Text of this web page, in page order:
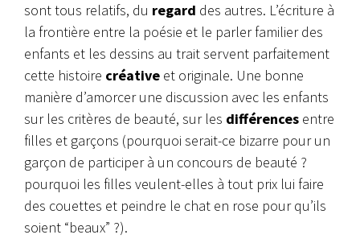
sont tous relatifs, du regard des autres. L’écriture à
la frontière entre la poésie et le parler familier des
enfants et les dessins au trait servent parfaitement
cette histoire créative et originale. Une bonne
manière d’amorcer une discussion avec les enfants
sur les critères de beauté, sur les différences entre
filles et garçons (pourquoi serait-ce bizarre pour un
garçon de participer à un concours de beauté ?
pourquoi les filles veulent-elles à tout prix lui faire
des couettes et peindre le chat en rose pour qu’ils
soient “beaux” ?).